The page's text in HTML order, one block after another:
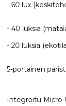
- 60 lux
- 40 luksia
- 20 luksia
5-portainen
Integroitu Micro-